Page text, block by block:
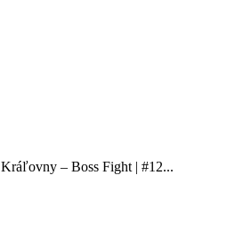
– Boss Fight | #12...